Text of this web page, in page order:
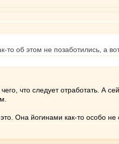
об этом не позаботились, а
что следует отработать. А
Она йогинами как-то особо не